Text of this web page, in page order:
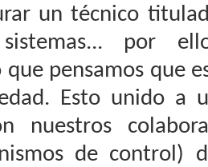
un técnico
por
pensamos que
Esto unido a
nuestros
de control)